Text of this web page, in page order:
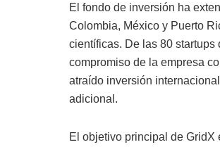
El fondo de inversión ha
Colombia, México y Puerto
científicas. De las 80 startups
compromiso de la empresa
atraído inversión
adicional.
El objetivo principal de